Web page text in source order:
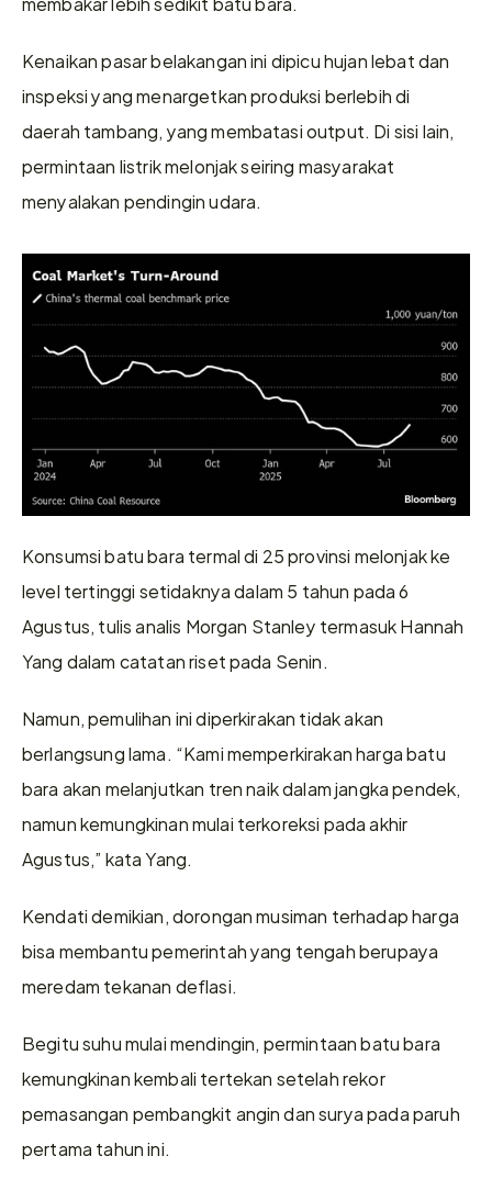
Kenaikan pasar belakangan ini dipicu hujan lebat dan
inspeksi yang menargetkan produksi berlebih di
daerah tambang, yang membatasi output. Di sisi lain,
permintaan listrik melonjak seiring masyarakat
menyalakan pendingin udara.
Konsumsi batu bara termal di 25 provinsi melonjak ke
level tertinggi setidaknya dalam 5 tahun pada 6
Agustus, tulis analis Morgan Stanley termasuk Hannah
Yang dalam catatan riset pada Senin.
Namun, pemulihan ini diperkirakan tidak akan
berlangsung lama. “Kami memperkirakan harga batu
bara akan melanjutkan tren naik dalam jangka pendek,
namun kemungkinan mulai terkoreksi pada akhir
Agustus,” kata Yang.
Kendati demikian, dorongan musiman terhadap harga
bisa membantu pemerintah yang tengah berupaya
meredam tekanan deflasi.
Begitu suhu mulai mendingin, permintaan batu bara
kemungkinan kembali tertekan setelah rekor
pemasangan pembangkit angin dan surya pada paruh
pertama tahun ini.